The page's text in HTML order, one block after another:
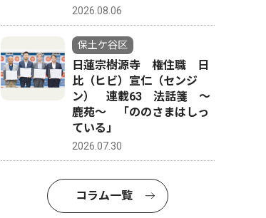
2026.08.06
保土ケ谷区
日蓮宗樹源寺 権住職 日
比（ヒビ）宣仁（センジ
ン） 連載63 法話箋 〜
鹿苑〜 「ののさまはしっ
ている」
2026.07.30
コラム一覧